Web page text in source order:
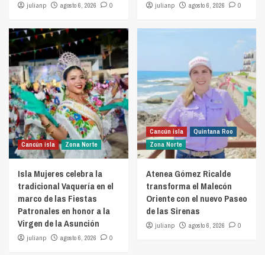
julianp agosto 6, 2026 0 julianp agosto 6, 2026 0
Cancún isla Zona Norte
Isla Mujeres celebra la
tradicional Vaquería en el
marco de las Fiestas
Patronales en honor a la
Virgen de la Asunción
julianp agosto 6, 2026 0
Cancún isla
Quintana Roo
Zona Norte
Atenea Gómez Ricalde
transforma el Malecón
Oriente con el nuevo Paseo
de las Sirenas
julianp agosto 6, 2026 0